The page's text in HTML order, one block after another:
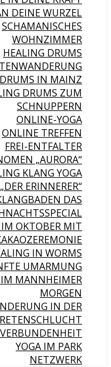
DEINE WURZEL
SCHAMANISCHES
WOHNZIMMER
HEALING DRUMS
IN MAINZ
DRUMS ZUM
SCHNUPPERN
ONLINE-YOGA
ONLINE TREFFEN
FREI-ENTFALTER
„AURORA“
KLANG YOGA
ERINNERER“
DAS
OKTOBER MIT
IN WORMS
UMARMUNG
MANNHEIMER
MORGEN
IN DER
YOGA IM PARK
NETZWERK